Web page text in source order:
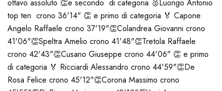
ottavo assoluto 👏e secondo di categoria 🥈Luongo Antonio
top ten crono 36'14" 👏 e primo di categoria 🏅 Capone
Angelo Raffaele crono 37'19"👏Colandrea Giovanni crono
41'06"👏Speltra Amelio crono 41'48"👏Tretola Raffaele
crono 42'43"👏Cusano Giuseppe crono 44'06" 👏 e primo
di categoria 🏅 Ricciardi Alessandro crono 44'59"👏De
Rosa Felice crono 45'12"👏Corona Massimo crono